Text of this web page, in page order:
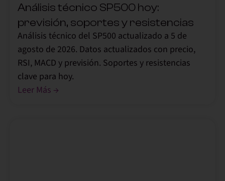
Análisis técnico SP500 hoy:
previsión, soportes y resistencias
Análisis técnico del SP500 actualizado a 5 de
agosto de 2026. Datos actualizados con precio,
RSI, MACD y previsión. Soportes y resistencias
clave para hoy.
Leer Más →